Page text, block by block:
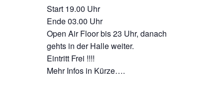
Start 19.00 Uhr
Ende 03.00 Uhr
Open Air Floor bis 23 Uhr, danach
gehts in der Halle weiter.
Eintritt Frei !!!!
Mehr Infos in Kürze….